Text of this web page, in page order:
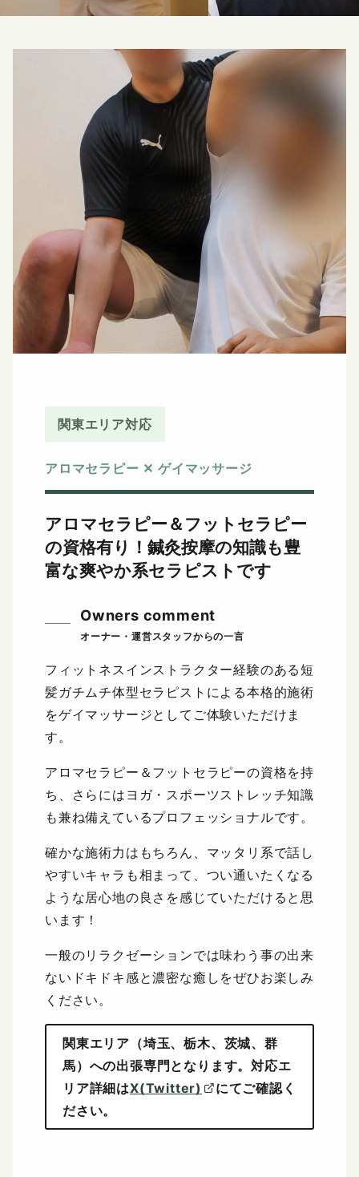
関東エリア対応
アロマセラピー ✕ ゲイマッサージ
アロマセラピー＆フットセラピー
の資格有り！ 鍼灸按摩の知識も豊
富な爽やか系セラピストです
Owners comment
フィットネスインストラクター経験のある短
髪ガチムチ体型セラピストによる本格的施術
をゲイマッサージとしてご体験いただけま
す。
アロマセラピー＆フットセラピーの資格を持
ち、さらにはヨガ・スポーツストレッチ知識
も兼ね備えているプロフェッショナルです。
確かな施術力はもちろん、マッタリ系で話し
やすいキャラも相まって、つい通いたくなる
ような居心地の良さを感じていただけると思
います！
一般のリラクゼーションでは味わう事の出来
ないドキドキ感と濃密な癒しをぜひお楽しみ
ください。
関東エリア（埼玉、栃木、茨城、群
馬）への出張専門となります。対応エ
リア詳細はX(Twitter)
にてご確認く
ださい。